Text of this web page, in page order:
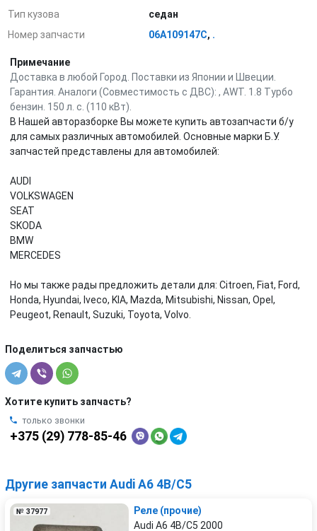
Тип кузова
седан
Номер запчасти
06A109147C, .
Примечание
Доставка в любой Город. Поставки из Японии и Швеции.
Гарантия. Аналоги (Совместимость с ДВС): , AWT. 1.8 Турбо
бензин. 150 л. с. (110 кВт).
В Нашей авторазборке Вы можете купить автозапчасти б/у
для самых различных автомобилей. Основные марки Б.У.
запчастей представлены для автомобилей:
AUDI
VOLKSWAGEN
SEAT
SKODA
BMW
MERCEDES
Но мы также рады предложить детали для: Citroen, Fiat, Ford,
Honda, Hyundai, Iveco, KIA, Mazda, Mitsubishi, Nissan, Opel,
Peugeot, Renault, Suzuki, Toyota, Volvo.
Поделиться запчастью
Хотите купить запчасть?
только звонки
+375 (29) 778-85-46
Другие запчасти Audi A6 4B/C5
№ 37977
Реле (прочие)
Audi A6 4B/C5 2000